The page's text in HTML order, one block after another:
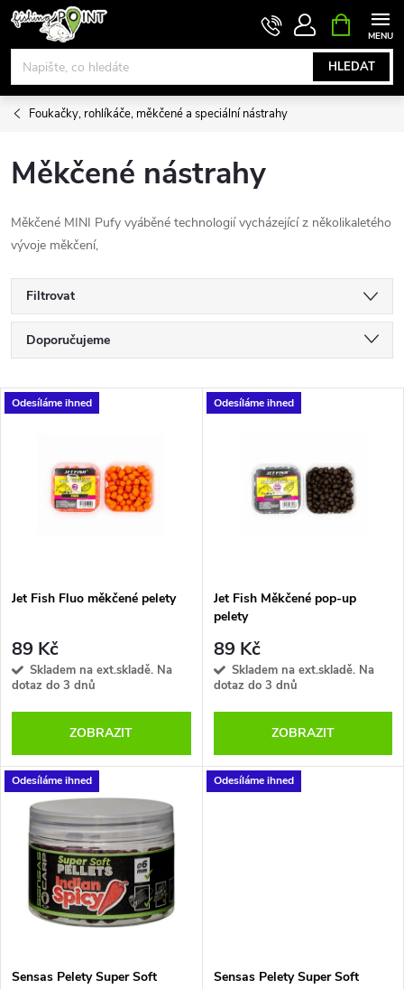
Přejít
obsah
HLEDAT
NÁKUPNÍ
KOŠÍK
Foukačky, rohlíkáče, měkčené a speciální nástrahy
Měkčené nástrahy
Měkčené MINI Pufy vyáběné technologií vycházející z několikaletého
vývoje měkčení,
Filtrovat
Ř
a
p
r
o
d
u
k
Doporučujeme
Nejdražší
Abecedně
V
s
p
r
o
d
u
k
Odesíláme ihned
Jet Fish Fluo měkčené pelety
89 Kč
Skladem na ext.skladě. Na
dotaz do 3 dnů
ZOBRAZIT
Odesíláme ihned
Jet Fish Měkčené pop-up
pelety
89 Kč
Skladem na ext.skladě. Na
dotaz do 3 dnů
ZOBRAZIT
Odesíláme ihned
Sensas Pelety Super Soft
Odesíláme ihned
Sensas Pelety Super Soft